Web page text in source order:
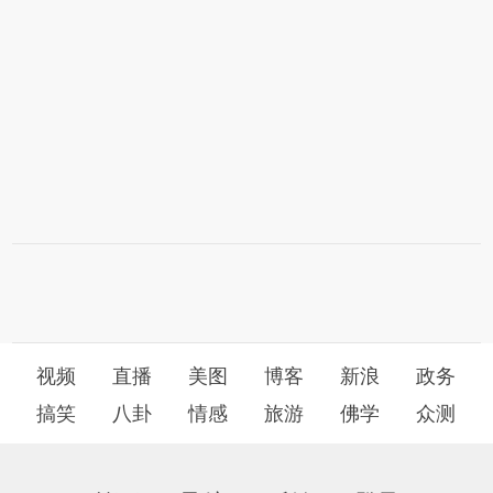
视频 直播 美图 博客 新浪
政务
搞笑
八卦 情感 旅游 佛学 众测